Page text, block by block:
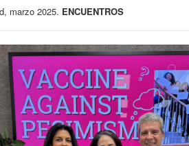
marzo 2025. ENCUENTROS